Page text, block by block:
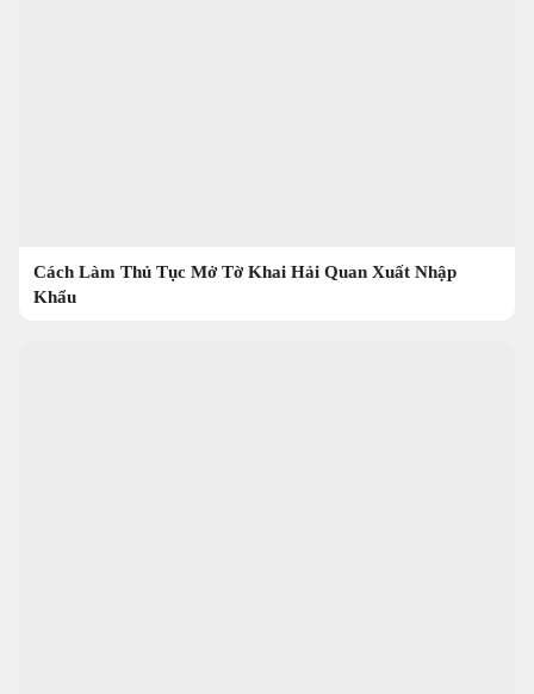
Cách Làm Thủ Tục Mở Tờ Khai Hải Quan Xuất Nhập
Khẩu